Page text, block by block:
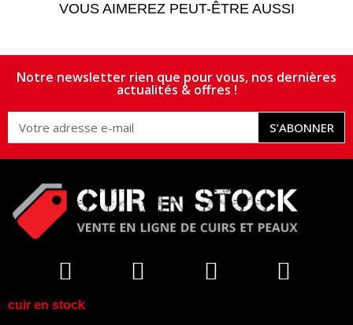
VOUS AIMEREZ PEUT-ÊTRE AUSSI
Notre newsletter rien que pour vous, nos dernières
actualités & offres !
S’ABONNER
cuir en stock